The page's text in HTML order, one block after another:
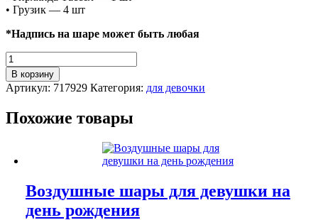
• Грузик — 4 шт
*Надпись на шаре может быть любая
Количество
ШАРЫ
ДЛЯ
ДЕВОЧКИ
В корзину
Артикул: 717929 Категория: для девочки
Похожие товары
Воздушные шары для девушки на
день рождения